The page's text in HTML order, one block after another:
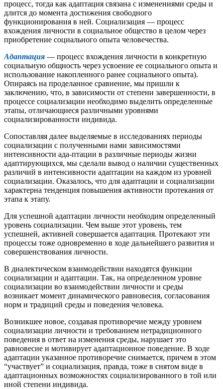
процесс, тогда как адаптация связана с изменениями среды и
длится до момента достижения свободного
функционирования в ней. Социализация — процесс
вхождения личности в социальное общество в целом через
приобретение социального опыта человечества.
Адаптация — процесс вхождения личности в конкретную
социальную общность через усвоение ее социального опыта и
использование накопленного ранее социального опыта).
Опираясь на проделанное сравнение, мы пришли к
заключению, что, в зависимости от степени завершенности, в
процессе социализации необходимо выделить определенные
этапы, отличающиеся различными уровнями
социализированности индивида.
Сопоставляя далее выделяемые в исследованиях периоды
социализации с полученными нами зависимостями
интенсивности ада-птации в различные периоды жизни
адаптирующихся, мы сделали вывод о наличии существенных
различий в интенсивности адаптации на каждом из уровней
социализации. Оказалось, что для адаптации и социализации
характерна тенденция повышения активности протекания от
этапа к этапу.
Для успешной адаптации личности необходим определенный
уровень социализации. Чем выше этот уровень, тем
успешней, активней совершается адаптация. Протекают эти
процессы тоже одновременно в ходе дальнейшего развития и
совершенствования личности.
В диалектическом взаимодействии находятся функции
социализации и адаптации. Так, на определенном уровне
социализации во взаимодействии личности и среды
возникает момент динамического равновесия, согласования
норм и традиций среды и поведения человека.
Возникшее новое, создавая противоречие между уровнем
социализации личности и требованием нетрадиционного
поведения в ответ на изменения среды, нарушает это
равновесие и мотивирует адаптационное поведение. В ходе
адаптации указанное противоречие снимается, причем в этом
“участвует” и социализация, правда, тоже в снятом виде в
адаптационных возможностях социализированного в той или
иной степени индивида.